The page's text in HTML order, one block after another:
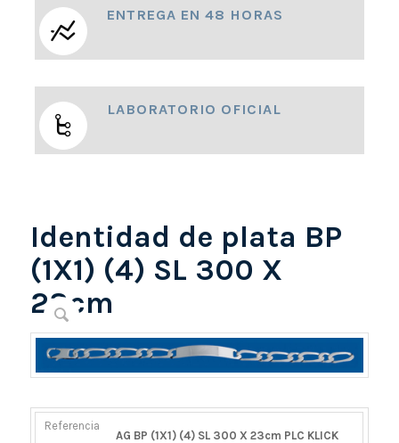
ENTREGA EN 48 HORAS
LABORATORIO OFICIAL
Identidad de plata BP
(1X1) (4) SL 300 X
23cm
REFERENCIA
PESO
DIÁMETRO/ANCHO CIERRE
AG BP (1X1) (4) SL 300 X 23cm PLC KLICK